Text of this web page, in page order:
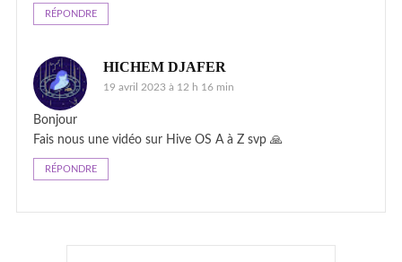
RÉPONDRE
HICHEM DJAFER
19 avril 2023 à 12 h 16 min
Bonjour
Fais nous une vidéo sur Hive OS A à Z svp 🙏
RÉPONDRE